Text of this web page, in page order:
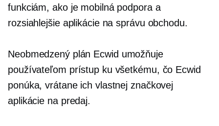
funkciám, ako je mobilná podpora a
rozsiahlejšie aplikácie na správu obchodu.
Neobmedzený plán Ecwid umožňuje
používateľom prístup ku všetkému, čo Ecwid
ponúka, vrátane ich vlastnej značkovej
aplikácie na predaj.